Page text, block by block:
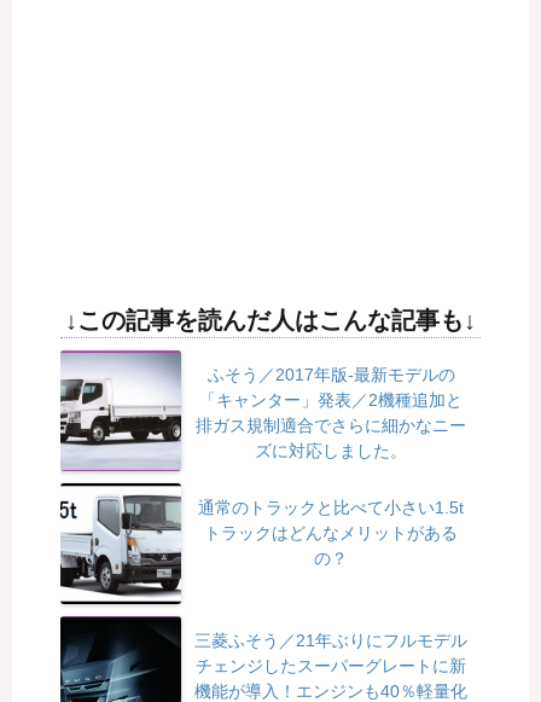
↓この記事を読んだ人はこんな記事も↓
ふそう／2017年版-最新モデルの
「キャンター」発表／2機種追加と
排ガス規制適合でさらに細かなニー
ズに対応しました。
通常のトラックと比べて小さい1.5t
トラックはどんなメリットがある
の？
三菱ふそう／21年ぶりにフルモデル
チェンジしたスーパーグレートに新
機能が導入！エンジンも40％軽量化